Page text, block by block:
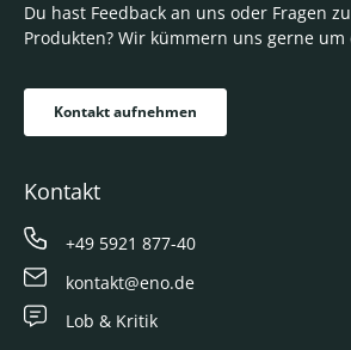
Du hast Feedback an uns oder Fragen
Produkten? Wir kümmern uns gerne
Kontakt aufnehmen
Kontakt
+49 5921 877-40
kontakt@eno.de
Lob & Kritik